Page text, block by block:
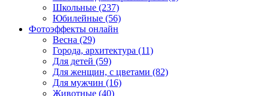
Школьные (237)
Юбилейные (56)
Фотоэффекты онлайн
Весна (29)
Города, архитектура (11)
Для детей (59)
Для женщин, с цветами (82)
Для мужчин (16)
Животные (40)